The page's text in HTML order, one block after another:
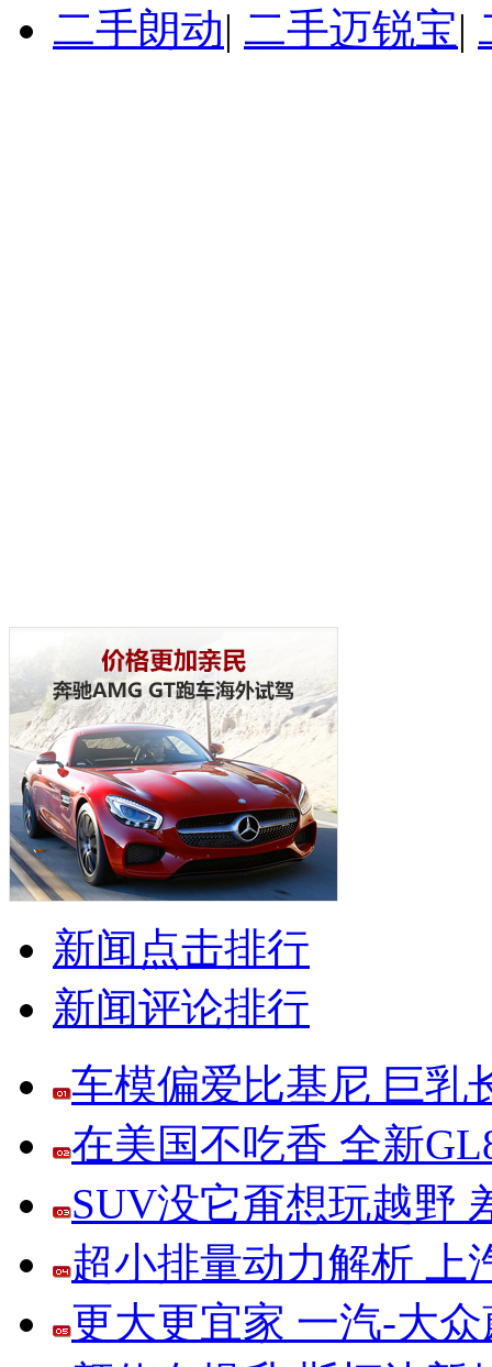
二手朗动| 二手迈锐宝|
新闻点击排行
新闻评论排行
车模偏爱比基尼 巨乳
在美国不吃香 全新
SUV没它甭想玩越野
超小排量动力解析 上
更大更宜家 一汽-大